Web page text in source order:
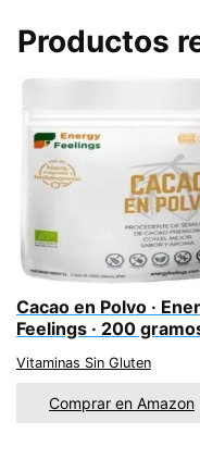
Productos
Cacao en Polvo ·
Feelings · 200
Vitaminas Sin Gluten
Comprar en Amazon